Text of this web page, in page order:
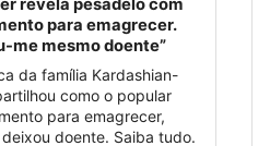
revela pesadelo com
para emagrecer.
me mesmo doente”
da família Kardashian-
como o popular
para emagrecer,
doente. Saiba tudo.